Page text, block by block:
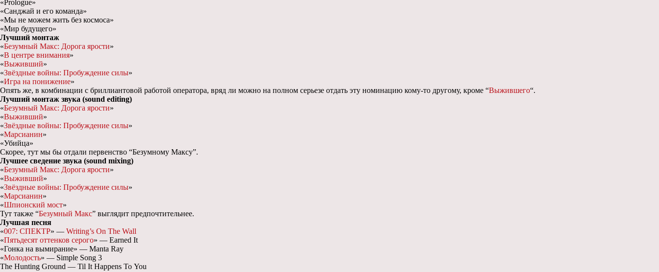
«Prologue»
«Санджай и его команда»
«Мы не можем жить без космоса»
«Мир будущего»
Лучший монтаж
«Безумный Макс: Дорога ярости»
«В центре внимания»
«Выживший»
«Звёздные войны: Пробуждение силы»
«Игра на понижение»
Опять же, в комбинации с бриллиантовой работой оператора, вряд ли можно на полном серьезе отдать эту номинацию кому-то другому, кроме “Выжившего“.
Лучший монтаж звука (sound editing)
«Безумный Макс: Дорога ярости»
«Выживший»
«Звёздные войны: Пробуждение силы»
«Марсианин»
«Убийца»
Скорее, тут мы бы отдали первенство “Безумному Максу”.
Лучшее сведение звука (sound mixing)
«Безумный Макс: Дорога ярости»
«Выживший»
«Звёздные войны: Пробуждение силы»
«Марсианин»
«Шпионский мост»
Тут также “Безумный Макс” выглядит предпочтительнее.
Лучшая песня
«007: СПЕКТР» — Writing’s On The Wall
«Пятьдесят оттенков серого» — Earned It
«Гонка на вымирание» — Manta Ray
«Молодость» — Simple Song 3
The Hunting Ground — Til It Happens To You